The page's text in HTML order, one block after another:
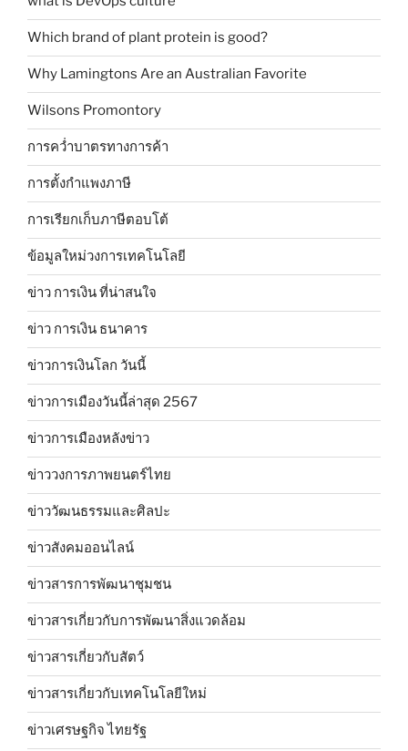
Which brand of plant protein is good?
Why Lamingtons Are an Australian Favorite
Wilsons Promontory
การคว่ำบาตรทางการค้า
การตั้งกำแพงภาษี
การเรียกเก็บภาษีตอบโต้
ข้อมูลใหม่วงการเทคโนโลยี
ข่าว การเงิน ที่น่าสนใจ
ข่าว การเงิน ธนาคาร
ข่าวการเงินโลก วันนี้
ข่าวการเมืองวันนี้ล่าสุด 2567
ข่าวการเมืองหลังข่าว
ข่าววงการภาพยนตร์ไทย
ข่าววัฒนธรรมและศิลปะ
ข่าวสังคมออนไลน์
ข่าวสารการพัฒนาชุมชน
ข่าวสารเกี่ยวกับการพัฒนาสิ่งแวดล้อม
ข่าวสารเกี่ยวกับสัตว์
ข่าวสารเกี่ยวกับเทคโนโลยีใหม่
ข่าวเศรษฐกิจ ไทยรัฐ